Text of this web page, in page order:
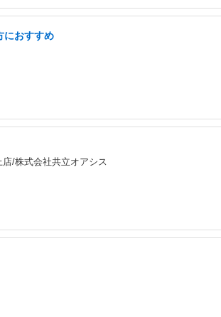
におすすめ
/株式会社共立オアシス